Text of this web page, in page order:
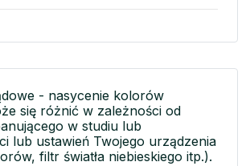
- nasycenie kolorów
się różnić w zależności od
w studiu lub
lub ustawień Twojego urządzenia
filtr światła niebieskiego itp.).